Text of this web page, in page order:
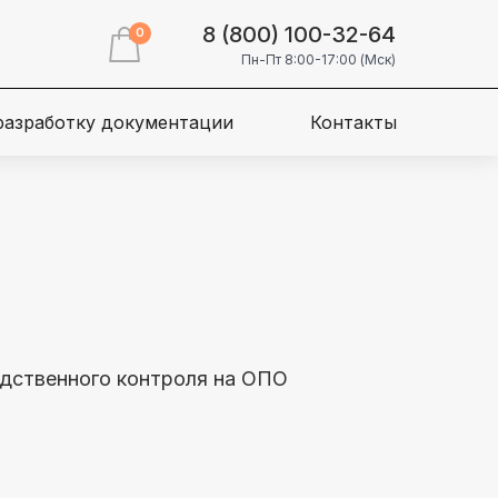
документации Контакты
Пн-Пт 8:00-17:00 (Мск)
8 (800) 100-32-64
0
контроля на ОПО